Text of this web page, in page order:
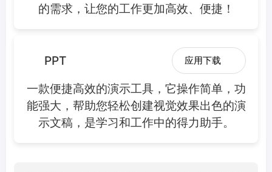
的需求，让您的工作更加高效、便捷！
PPT 应用下载
一款便捷高效的演示工具，它操作简单，功
能强大，帮助您轻松创建视觉效果出色的演
示文稿，是学习和工作中的得力助手。